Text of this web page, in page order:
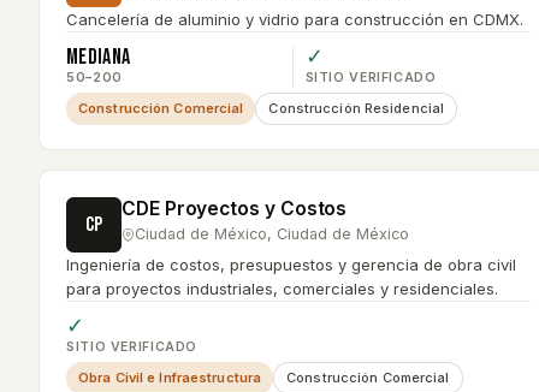
Cancelería de aluminio y vidrio para construcción en CDMX.
Mediana
50–200
✓
SITIO VERIFICADO
Construcción Comercial Construcción Residencial
CP
CDE Proyectos y Costos
Ciudad de México, Ciudad de México
Ingeniería de costos, presupuestos y gerencia de obra civil
para proyectos industriales, comerciales y residenciales.
✓
SITIO VERIFICADO
Obra Civil e Infraestructura Construcción Comercial